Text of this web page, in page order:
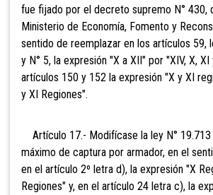
fue fijado por el decreto supremo N° 430,
Ministerio de Economía, Fomento y
sentido de reemplazar en los artículos 59,
y N° 5, la expresión "X a XII" por "XIV, X,
artículos 150 y 152 la expresión "X y XI
y XI Regiones".
Artículo 17.- Modifícase la ley N°
máximo de captura por armador, en el
en el artículo 2º letra d), la expresión "X
Regiones" y, en el artículo 24 letra c), la